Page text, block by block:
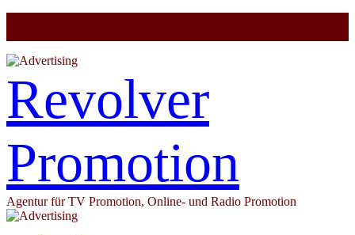
Revolver
Promotion
Agentur für TV Promotion, Online- und Radio Promotion